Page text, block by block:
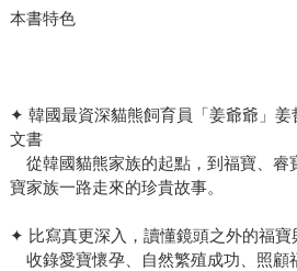
本書特色
✦ 韓國最資深貓熊飼育員「姜爺爺」
文書
從韓國貓熊家族的起點，到福寶、睿
寶家族一路走來的珍貴故事。
✦ 比寫真更深入，讀懂鏡頭之外的福寶
收錄愛寶懷孕、自然繁殖成功、照顧